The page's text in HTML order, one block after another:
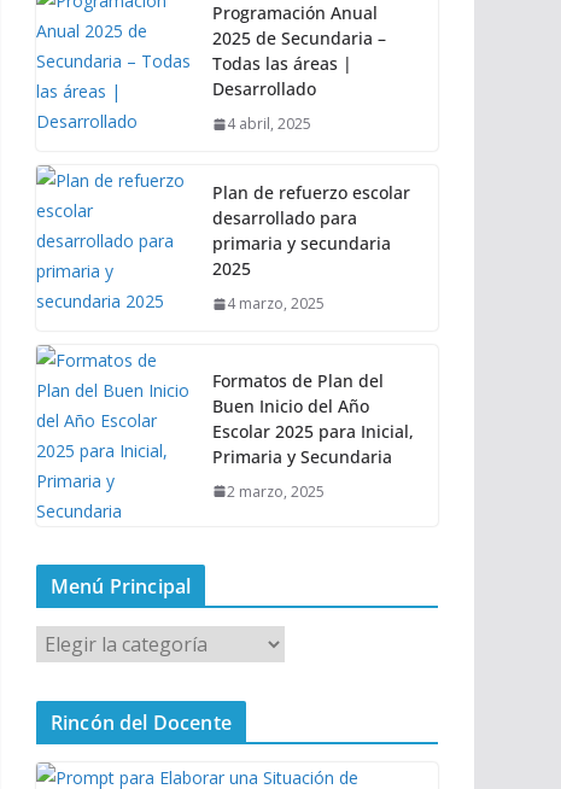
Programación Anual
2025 de Secundaria –
Todas las áreas |
Desarrollado
4 abril, 2025
Plan de refuerzo escolar
desarrollado para
primaria y secundaria
2025
4 marzo, 2025
Formatos de Plan del
Buen Inicio del Año
Escolar 2025 para Inicial,
Primaria y Secundaria
2 marzo, 2025
Menú Principal
M
e
n
P
Rincón del Docente